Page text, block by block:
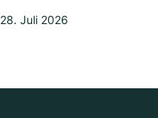
28. Juli 2026